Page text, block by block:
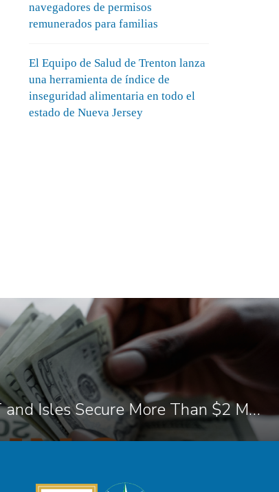
navegadores de permisos
remunerados para familias
El Equipo de Salud de Trenton lanza
una herramienta de índice de
inseguridad alimentaria en todo el
estado de Nueva Jersey
PRESS RELEASE: THT and Isles Secure More Than $2 Million in NRTC Funding For Trenton